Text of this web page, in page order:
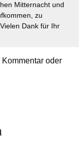
Mitternacht und
zu
Dank für Ihr
oder